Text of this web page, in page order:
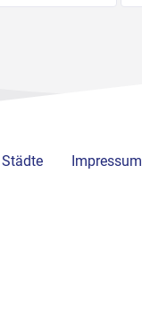
Städte Impressum